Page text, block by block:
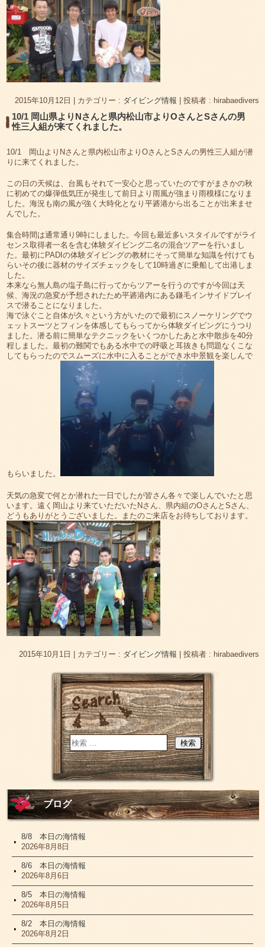
2015年10月12日 カテゴリー : ダイビング情報 投稿者 : hirabaedivers
10/1 岡山県よりNさんと県内松山市よりOさんとSさんの男
性三人組が来てくれました。
10/1 岡山よりNさんと県内松山市よりOさんとSさんの男性三人組が潜
りに来てくれました。
この日の天候は、台風もそれて一安心と思っていたのですがまさかの秋
に初めての爆弾低気圧が発生して前日より雨風が強まり雨模様になりま
した。海況も南の風が強く大時化となり平碆港から出ることが出来ませ
んでした。
集合時間は通常通り9時にしました。今回も最近多いスタイルですがライ
センス取得者一名を含む体験ダイビング二名の混合ツアーを行いまし
た。最初にPADIの体験ダイビングの教材にそって簡単な知識を付けても
らいその後に器材のサイズチェックをして10時過ぎに乗船して出港しま
した。
本来なら無人島の塩子島に行ってからツアーを行うのですが今回は天
候、海況の急変が予想されたため平碆港内にある鎌毛インサイドプレイ
スで潜ることになりました。
海で泳ぐこと自体が久々という方がいたので最初にスノーケリングでウ
ェットスーツとフィンを体感してもらってから体験ダイビングにうつり
ました。潜る前に簡単なテクニックをいくつかしたあと水中散歩を40分
程しました。最初の難関でもある水中での呼吸と耳抜きも問題なくこな
してもらったのでスムーズに水中に入ることができ水中景観を楽しんで
もらいました。
天気の急変で何とか潜れた一日でしたが皆さん各々で楽しんでいたと思
います。遠く岡山より来ていただいたNさん、県内組のOさんとSさん、
どうもありがとうございました。またのご来店をお待ちしております。
2015年10月1日 カテゴリー : ダイビング情報 投稿者 : hirabaedivers
ブログ
8/8 本日の海情報
2026年8月8日
8/6 本日の海情報
2026年8月6日
8/5 本日の海情報
2026年8月5日
8/2 本日の海情報
2026年8月2日